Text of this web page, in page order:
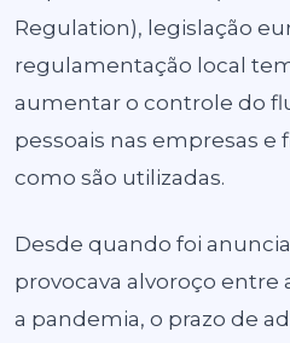
Regulation), legislação
regulamentação local
aumentar o controle do
pessoais nas empresas e
como são utilizadas.
Desde quando foi
provocava alvoroço entre
a pandemia, o prazo de